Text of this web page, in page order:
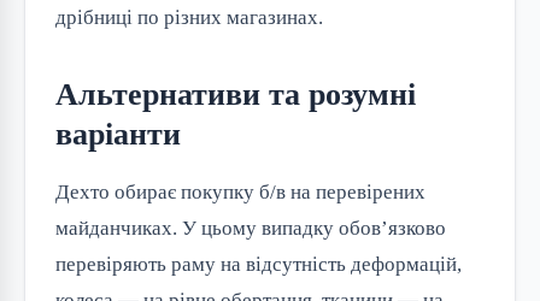
дрібниці по різних магазинах.
Альтернативи та розумні
варіанти
Дехто обирає покупку б/в на перевірених
майданчиках. У цьому випадку обов’язково
перевіряють раму на відсутність деформацій,